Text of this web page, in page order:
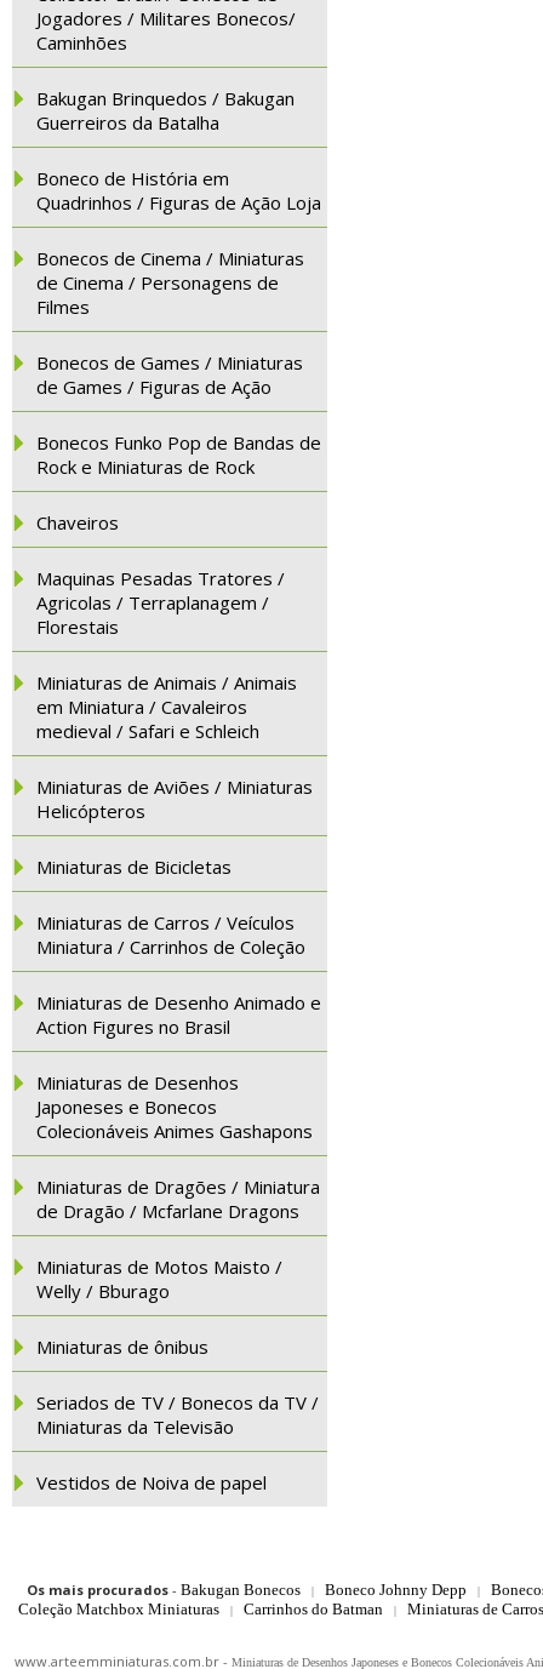
Jogadores / Militares Bonecos/
Caminhões
Bakugan Brinquedos / Bakugan
Guerreiros da Batalha
Boneco de História em
Quadrinhos / Figuras de Ação Loja
Bonecos de Cinema / Miniaturas
de Cinema / Personagens de
Filmes
Bonecos de Games / Miniaturas
de Games / Figuras de Ação
Bonecos Funko Pop de Bandas de
Rock e Miniaturas de Rock
Chaveiros
Maquinas Pesadas Tratores /
Agricolas / Terraplanagem /
Florestais
Miniaturas de Animais / Animais
em Miniatura / Cavaleiros
medieval / Safari e Schleich
Miniaturas de Aviões / Miniaturas
Helicópteros
Miniaturas de Bicicletas
Miniaturas de Carros / Veículos
Miniatura / Carrinhos de Coleção
Miniaturas de Desenho Animado e
Action Figures no Brasil
Miniaturas de Desenhos
Japoneses e Bonecos
Colecionáveis Animes Gashapons
Miniaturas de Dragões / Miniatura
de Dragão / Mcfarlane Dragons
Miniaturas de Motos Maisto /
Welly / Bburago
Miniaturas de ônibus
Seriados de TV / Bonecos da TV /
Miniaturas da Televisão
Vestidos de Noiva de papel
Os mais procurados- Bakugan Bonecos | Boneco Johnny Depp |
Coleção Matchbox Miniaturas
| Carrinhos do Batman | Miniaturas de
www.arteemminiaturas.com.br - Miniaturas de Desenhos Japoneses e Bonecos Colecionáveis